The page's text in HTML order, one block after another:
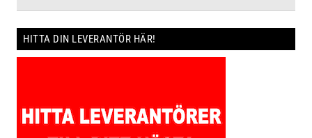
HITTA DIN LEVERANTÖR HÄR!